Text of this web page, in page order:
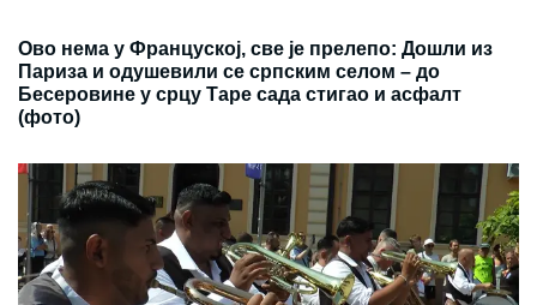
Ово нема у Француској, све је прелепо: Дошли из
Париза и одушевили се српским селом – до
Бесеровине у срцу Таре сада стигао и асфалт
(фото)